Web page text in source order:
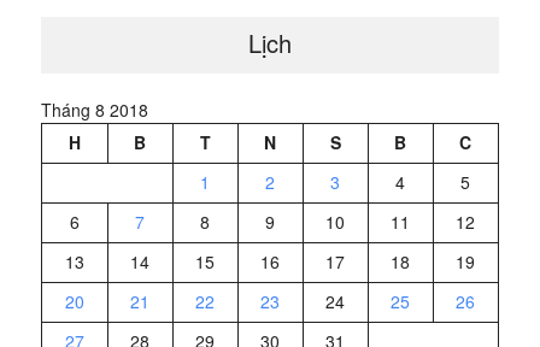
Lịch
Tháng 8 2018
H
B T N S B
C
1
2 3 4
5
6
7 8 9 10 11
12
13
14 15 16 17 18
19
20
21 22 23 24 25
26
27
28 29 30
31